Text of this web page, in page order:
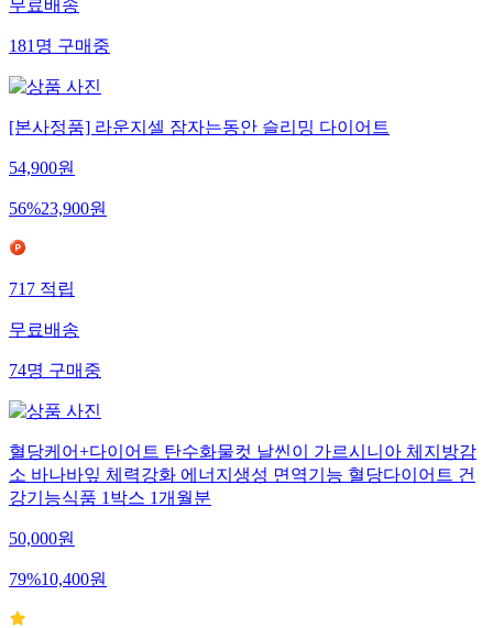
무료배송
181명구매중
[본사정품] 라운지셀 잠자는동안 슬리밍 다이어트
54,900원
56%23,900원
717적립
무료배송
74명구매중
혈당케어+다이어트 탄수화물컷 날씬이 가르시니아 체지방감
소 바나바잎 체력강화 에너지생성 면역기능 혈당다이어트 건
강기능식품 1박스 1개월분
50,000원
79%10,400원